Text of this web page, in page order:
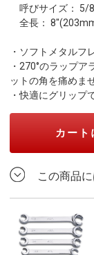
呼びサイズ： 5/
全長：
・ソフトメタルフ
・270°のラップ
ットの角を痛めま
・快適にグリップ
カート
この商品